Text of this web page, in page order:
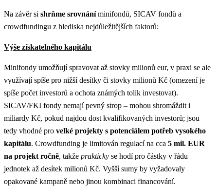
Na závěr si shrňme srovnáníminifondů, SICAV fondů a
crowdfundingu z hlediska nejdůležitějších faktorů:
Výše získatelného kapitálu
Minifondy umožňují spravovat až stovky milionů eur​, v praxi se ale
využívají spíše pro nižší desítky či stovky milionů Kč (omezení je
spíše počet investorů a ochota známých tolik investovat).
SICAV/FKI fondy nemají pevný strop – mohou shromáždit i
miliardy Kč, pokud najdou dost kvalifikovaných investorů; jsou
tedy vhodné pro velké projekty s potenciálem potřeb vysokého
kapitálu. Crowdfunding je limitován regulací na cca 5 mil. EUR
na projekt ročně​, takže prakticky se hodí pro částky v řádu
jednotek až desítek milionů Kč. Vyšší sumy by vyžadovaly
opakované kampaně nebo jinou kombinaci financování.